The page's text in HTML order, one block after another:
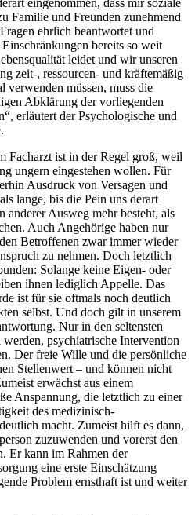
eingenommen, dass mir soziale
Familie und Freunden zunehmend
ehrlich beantwortet und
bereits so weit
leidet und wir unseren
zeit-, ressourcen- und kräftemäßig
verwenden müssen, muss die
Abklärung der vorliegenden
erläutert der Psychologische und
Facharzt ist in der Regel groß, weil
ungern eingestehen wollen. Für
Ausdruck von Versagen und
lange, bis die Pein uns derart
anderer Ausweg mehr besteht, als
Auch Angehörige haben nur
Betroffenen zwar immer wieder
zu nehmen. Doch letztlich
Solange keine Eigen- oder
ihnen lediglich Appelle. Das
ist für sie oftmals noch deutlich
selbst. Und doch gilt in unserem
Nur in den seltensten
psychiatrische Intervention
Der freie Wille und die persönliche
Stellenwert – und können nicht
erwächst aus einem
Anspannung, die letztlich zu einer
des medizinisch-
macht. Zumeist hilft es dann,
zuzuwenden und vorerst den
Er kann im Rahmen der
eine erste Einschätzung
Problem ernsthaft ist und weiter